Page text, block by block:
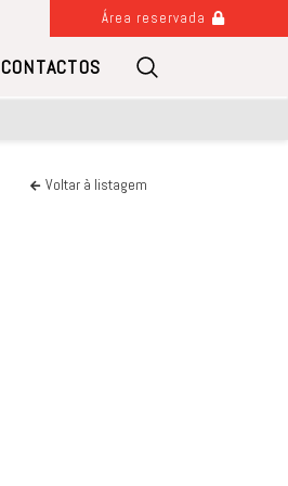
Área reservada
CONTACTOS
Voltar à listagem